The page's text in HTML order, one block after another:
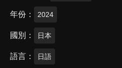
年份 2024
國別 日本
語言 日語